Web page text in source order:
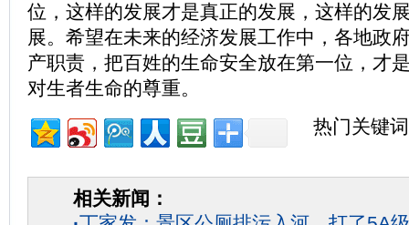
位，这样的发展才是真正的发展，这样的发
展。希望在未来的经济发展工作中，各地政
产职责，把百姓的生命安全放在第一位，才
对生者生命的尊重。
热门关键
相关新闻：